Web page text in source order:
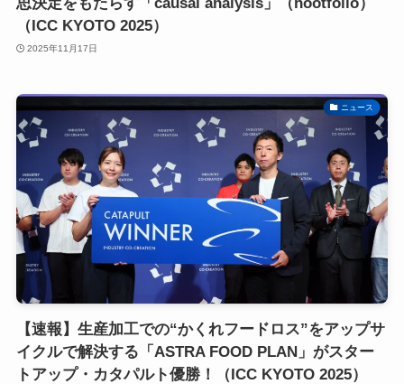
（ICC KYOTO 2025）
2025年11月17日
ニュース
【速報】生産加工での“かくれフードロス”をアップサ
イクルで解決する「ASTRA FOOD PLAN」がスター
トアップ・カタパルト優勝！（ICC KYOTO 2025）